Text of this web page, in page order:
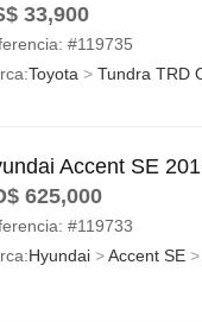
33,900
#119735
Toyota > Tundra TRD
Accent SE
625,000
#119733
Hyundai>Accent SE>